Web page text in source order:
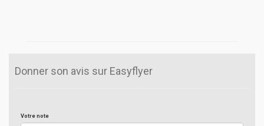
Donner son avis sur Easyflyer
Votre note